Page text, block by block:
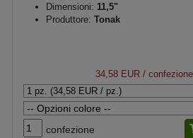
Dimensioni: 11,5"
Produttore: Tonak
34,58 EUR/
confezione